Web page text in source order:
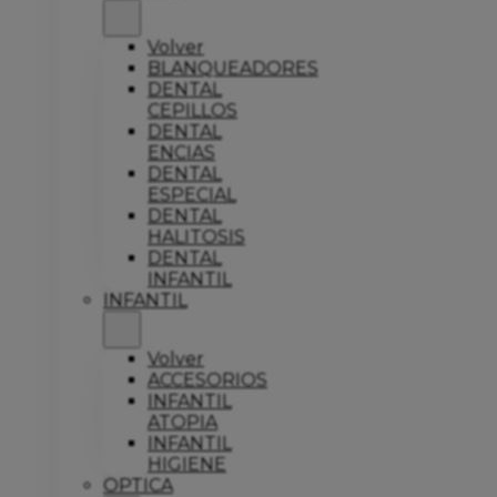
Volver
BLANQUEADORES
DENTAL
CEPILLOS
DENTAL
ENCIAS
DENTAL
ESPECIAL
DENTAL
HALITOSIS
DENTAL
INFANTIL
INFANTIL
Volver
ACCESORIOS
INFANTIL
ATOPIA
INFANTIL
HIGIENE
OPTICA